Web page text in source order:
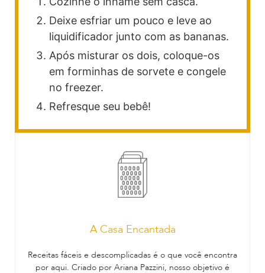
Deixe esfriar um pouco e leve ao
liquidificador junto com as bananas.
Após misturar os dois, coloque-os
em forminhas de sorvete e congele
no freezer.
Refresque seu bebê!
A Casa Encantada
Receitas fáceis e descomplicadas é o que você encontra
por aqui. Criado por Ariana Pazzini, nosso objetivo é